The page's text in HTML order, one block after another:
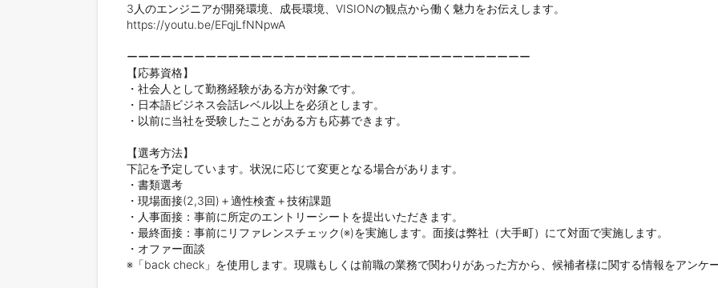
3人のエンジニアが開発環境、成長環境、VISIONの観点から働く魅力をお伝えします。
https://youtu.be/EFqjLfNNpwA
ーーーーーーーーーーーーーーーーーーーーーーーーーーーーーーーーーーーー
【応募資格】
・社会人として勤務経験がある方が対象です。
・日本語ビジネス会話レベル以上を必須とします。
・以前に当社を受験したことがある方も応募できます。
【選考方法】
下記を予定しています。状況に応じて変更となる場合があります。
・書類選考
・現場面接(2,3回)＋適性検査＋技術課題
・人事面接：事前に所定のエントリーシートを提出いただきます。
・最終面接：事前にリファレンスチェック(※)を実施します。面接は弊社（大手町）にて対面で実施します。
・オファー面談
※「back check」を使用します。現職もしくは前職の業務で関わりがあった方から、候補者様に関する情報をアンケ